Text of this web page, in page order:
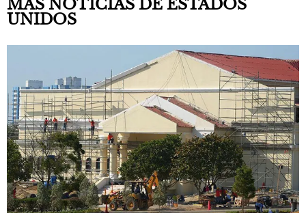
MÁS NOTICIAS DE ESTADOS
UNIDOS